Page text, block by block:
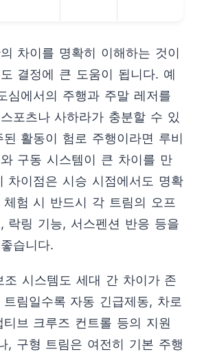
차이를 명확히 이해하는 것이
결정에 큰 도움이 됩니다. 예
심에서의 주행과 주말 레저를
포츠나 사하라가 충분할 수 있
활동이 험로 주행이라면 루비
구동 시스템이 큰 차이를 만
차이점은 시승 시점에서도 명확
험 시 반드시 각 트림의 오프
락링 기능, 서스펜션 반응 등을
습니다.
조 시스템도 세대 간 차이가 존
림일수록 자동 긴급제동, 차로
브 크루즈 컨트롤 등의 지원
, 구형 트림은 여전히 기본 주행